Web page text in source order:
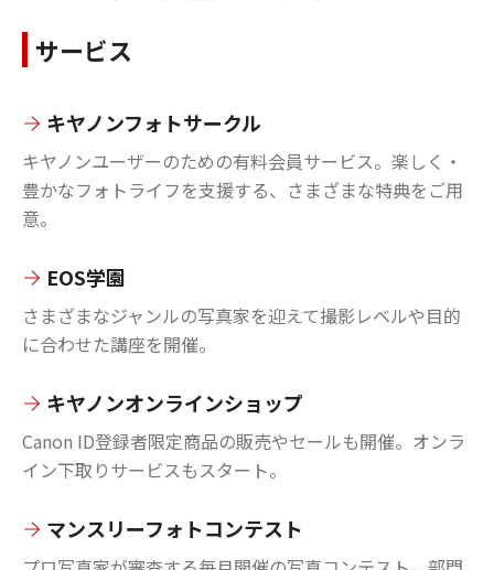
サービス
キヤノンフォトサークル
キヤノンユーザーのための有料会員サービス。楽しく・
豊かなフォトライフを支援する、さまざまな特典をご用
意。
EOS学園
さまざまなジャンルの写真家を迎えて撮影レベルや目的
に合わせた講座を開催。
キヤノンオンラインショップ
Canon ID登録者限定商品の販売やセールも開催。オンラ
イン下取りサービスもスタート。
マンスリーフォトコンテスト